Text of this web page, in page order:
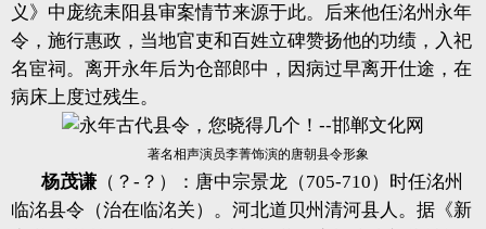
义》中庞统耒阳县审案情节来源于此。后来他任洺州永年
令，施行惠政，当地官吏和百姓立碑赞扬他的功绩，入祀
名宦祠。离开永年后为仓部郎中，因病过早离开仕途，在
病床上度过残生。
著名相声演员李菁饰演的唐朝县令形象
杨茂谦 （？-？）：唐中宗景龙（705-710）时任洺州
临洺县令（治在临洺关）。河北道贝州清河县人。据《新